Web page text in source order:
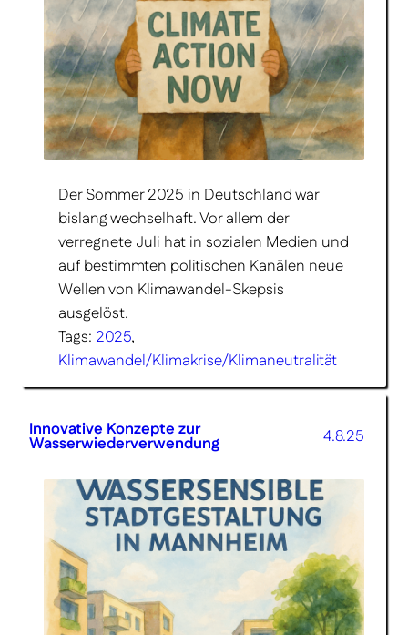
Der Sommer 2025 in Deutschland war
bislang wechselhaft. Vor allem der
verregnete Juli hat in sozialen Medien und
auf bestimmten politischen Kanälen neue
Wellen von Klimawandel-Skepsis
ausgelöst.
Tags: 2025
Klimawandel/Klimakrise/Klimaneutralität
Innovative Konzepte zur
Wasserwiederverwendung 4.8.25